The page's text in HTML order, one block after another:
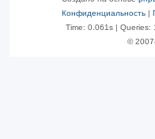
Конфиденциальность|
Time: 0.061s | Queries:
©